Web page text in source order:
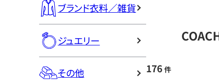
ブランド衣料／雑貨
ジュエリー
その他
176 件